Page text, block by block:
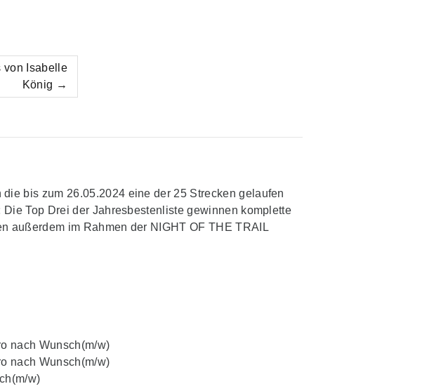
von Isabelle
König
bis zum 26.05.2024 eine der 25 Strecken gelaufen
Top Drei der Jahresbestenliste gewinnen komplette
außerdem im Rahmen der NIGHT OF THE TRAIL
nach Wunsch(m/w)
nach Wunsch(m/w)
w)